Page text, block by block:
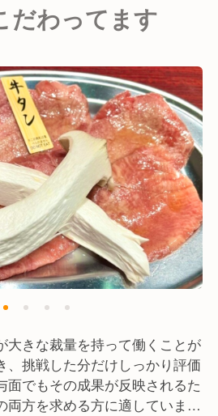
だわってます
大きな裁量を持って働くことが
、挑戦した分だけしっかり評価
面でもその成果が反映されるた
両方を求める方に適していま